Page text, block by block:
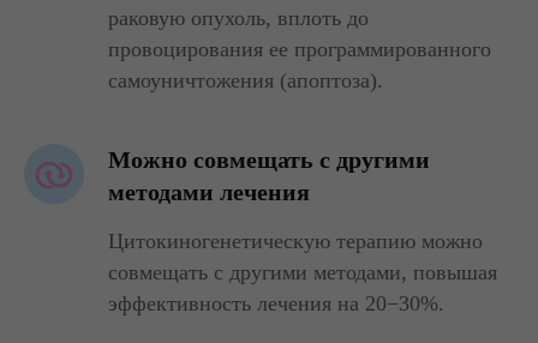
раковую опухоль, вплоть до
провоцирования ее программированного
самоуничтожения (апоптоза).
Можно совмещать с другими
методами лечения
Цитокиногенетическую терапию можно
совмещать с другими методами, повышая
эффективность лечения на 20−30%.